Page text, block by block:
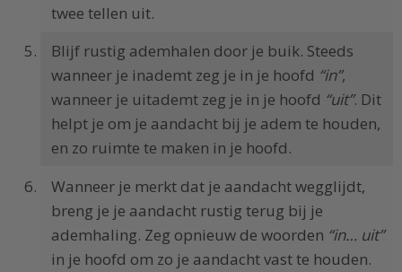
twee tellen uit.
Blijf rustig ademhalen door je buik. Steeds
wanneer je inademt zeg je in je hoofd “in”,
wanneer je uitademt zeg je in je hoofd “uit”. Dit
helpt je om je aandacht bij je adem te houden,
en zo ruimte te maken in je hoofd.
Wanneer je merkt dat je aandacht wegglijdt,
breng je je aandacht rustig terug bij je
ademhaling. Zeg opnieuw de woorden “in… uit”
in je hoofd om zo je aandacht vast te houden.